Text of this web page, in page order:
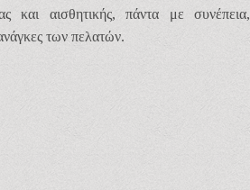
και αισθητικής, πάντα με συνέπεια,
των πελατών.